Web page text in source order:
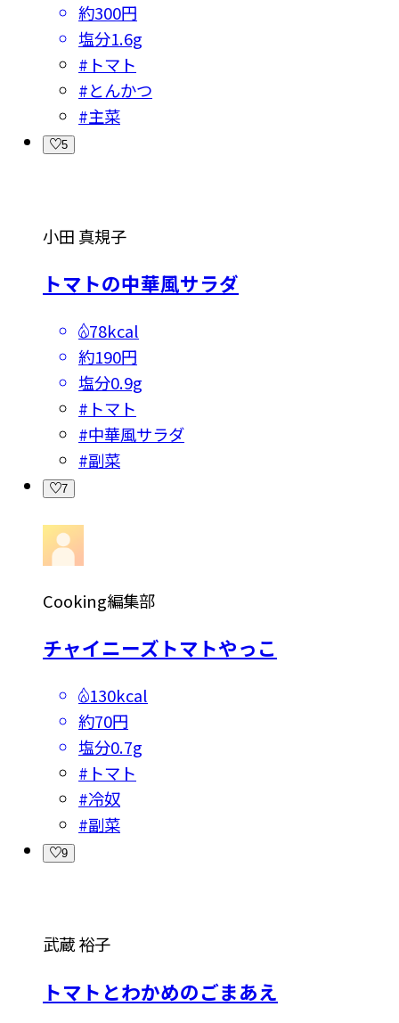
約300円
塩分1.6g
# トマト
#とんかつ
#主菜
5
小田 真規子
トマトの中華風サラダ
78kcal
約190円
塩分0.9g
# トマト
#中華風サラダ
#副菜
7
Cooking編集部
チャイニーズトマトやっこ
130kcal
約70円
塩分0.7g
# トマト
#冷奴
#副菜
9
武蔵 裕子
トマトとわかめのごまあえ